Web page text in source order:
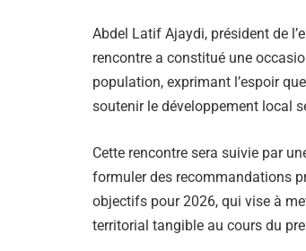
Abdel Latif Ajaydi, président de
rencontre a constitué une
population, exprimant l’espoir
soutenir le développement local
Cette rencontre sera suivie par
formuler des recommandations
objectifs pour 2026, qui vise à
territorial tangible au cours du